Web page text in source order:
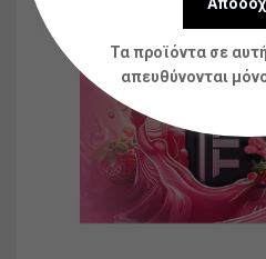
Τα προϊόντα σε
απευθύνονται